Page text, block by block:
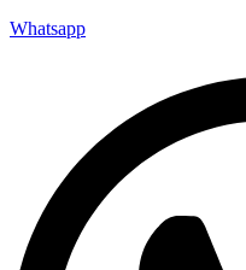
Whatsapp